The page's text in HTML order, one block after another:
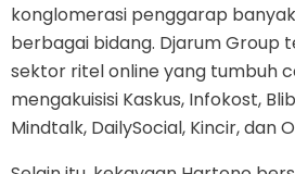
konglomerasi penggarap
berbagai bidang. Djarum Group
sektor ritel online yang tumbuh
mengakuisisi Kaskus, Infokost,
Mindtalk, DailySocial, Kincir, dan